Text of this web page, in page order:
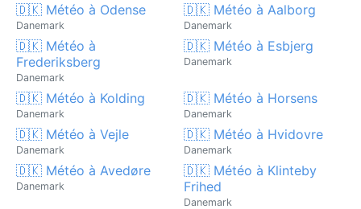
🇩🇰 Météo à Odense
Danemark
🇩🇰 Météo à Aalborg
Danemark
🇩🇰 Météo à
Frederiksberg
Danemark
🇩🇰 Météo à Esbjerg
Danemark
🇩🇰 Météo à Kolding
Danemark
🇩🇰 Météo à Horsens
Danemark
🇩🇰 Météo à Vejle
Danemark
🇩🇰 Météo à Hvidovre
Danemark
🇩🇰 Météo à Avedøre
Danemark
🇩🇰 Météo à Klinteby
Frihed
Danemark